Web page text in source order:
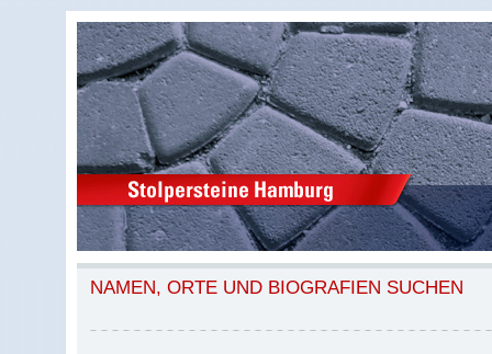
NAMEN, ORTE UND BIOGRAFIEN SUCHEN